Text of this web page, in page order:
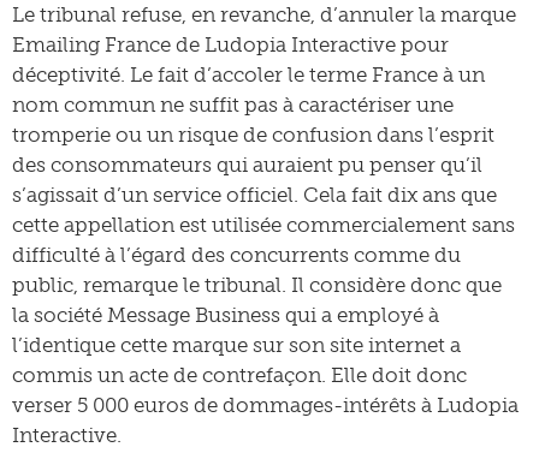
Le tribunal refuse, en revanche, d’annuler la marque
Emailing France de Ludopia Interactive pour
déceptivité. Le fait d’accoler le terme France à un
nom commun ne suffit pas à caractériser une
tromperie ou un risque de confusion dans l’esprit
des consommateurs qui auraient pu penser qu’il
s’agissait d’un service officiel. Cela fait dix ans que
cette appellation est utilisée commercialement sans
difficulté à l’égard des concurrents comme du
public, remarque le tribunal. Il considère donc que
la société Message Business qui a employé à
l’identique cette marque sur son site internet a
commis un acte de contrefaçon. Elle doit donc
verser 5 000 euros de dommages-intérêts à Ludopia
Interactive.